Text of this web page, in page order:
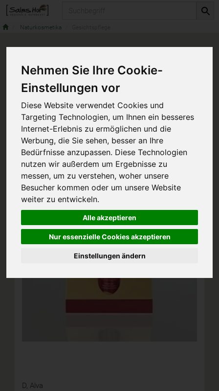
Nehmen Sie Ihre Cookie-
Einstellungen vor
Diese Website verwendet Cookies und
Targeting Technologien, um Ihnen ein besseres
Internet-Erlebnis zu ermöglichen und die
Werbung, die Sie sehen, besser an Ihre
Bedürfnisse anzupassen. Diese Technologien
nutzen wir außerdem um Ergebnisse zu
messen, um zu verstehen, woher unsere
Besucher kommen oder um unsere Website
weiter zu entwickeln.
Alle akzeptieren
Nur essenzielle Cookies akzeptieren
Einstellungen ändern
Naturkosmetika
D, Alva